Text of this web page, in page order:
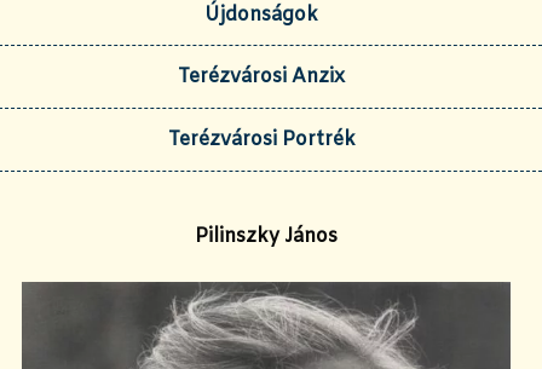
Újdonságok
Terézvárosi Anzix
Terézvárosi Portrék
Pilinszky János